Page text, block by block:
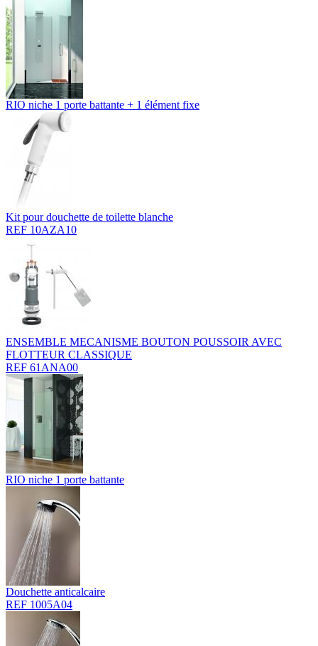
RIO niche 1 porte battante + 1 élément fixe
Kit pour douchette de toilette blanche
REF 10AZA10
ENSEMBLE MECANISME BOUTON POUSSOIR AVEC
FLOTTEUR CLASSIQUE
REF 61ANA00
RIO niche 1 porte battante
Douchette anticalcaire
REF 1005A04